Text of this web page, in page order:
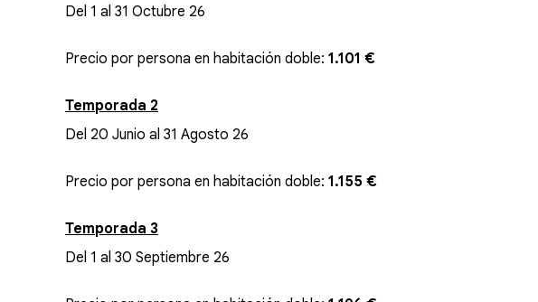
Del 1 al 31 Octubre 26
Precio por persona en habitación doble: 1.101 €
Temporada 2
Del 20 Junio al 31 Agosto 26
Precio por persona en habitación doble: 1.155 €
Temporada 3
Del 1 al 30 Septiembre 26